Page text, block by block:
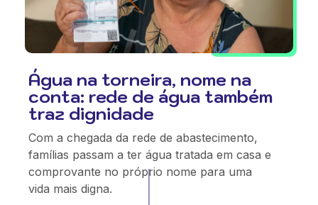
Água na torneira, nome na
conta: rede de água também
traz dignidade
Com a chegada da rede de abastecimento,
famílias passam a ter água tratada em casa e
comprovante no próprio nome para uma
vida mais digna.